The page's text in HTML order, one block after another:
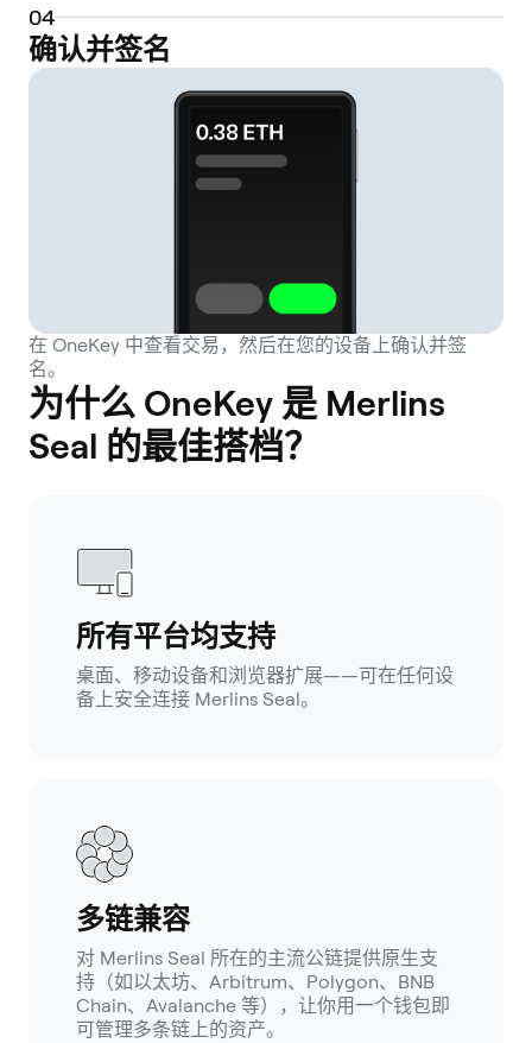
04
确认并签名
在 OneKey 中查看交易，然后在您的设备上确认并签
名。
为什么 OneKey 是 Merlins
Seal 的最佳搭档？
所有平台均支持
桌面、移动设备和浏览器扩展——可在任何设
备上安全连接 Merlins Seal。
多链兼容
对 Merlins Seal 所在的主流公链提供原生支
持（如以太坊、Arbitrum、Polygon、BNB
Chain、Avalanche 等），让你用一个钱包即
可管理多条链上的资产。